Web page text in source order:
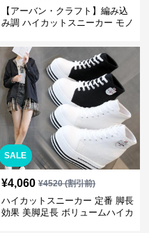
【アーバン・クラフト】編み込
み調 ハイカットスニーカー モノ
トリート
SALE
¥4,060 ¥4520(割引前)
ハイカットスニーカー 定番 脚長
効果 美脚足長 ボリュームハイカ